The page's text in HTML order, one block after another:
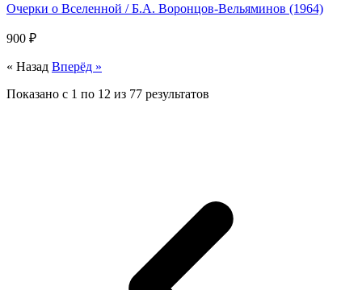
Очерки о Вселенной / Б.А. Воронцов-Вельяминов (1964)
900 ₽
« Назад Вперёд »
Показано с 1 по 12 из 77 результатов